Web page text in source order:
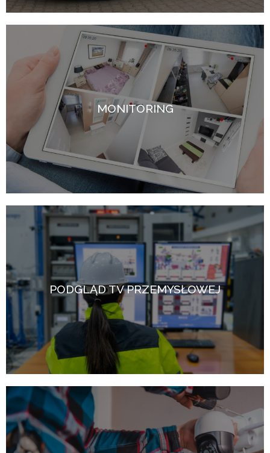
MONITORING
PODGLĄD TV PRZEMYSŁOWEJ